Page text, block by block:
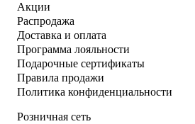
Акции
Распродажа
Доставка и оплата
Программа лояльности
Подарочные сертификаты
Правила продажи
Политика конфиденциальности
Розничная сеть